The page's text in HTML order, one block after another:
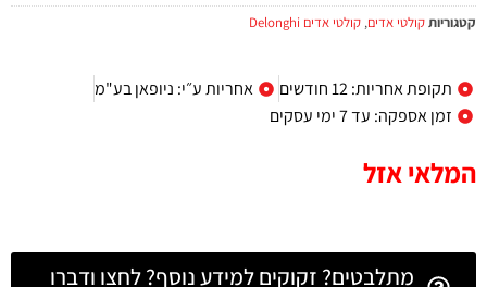
קטגוריותקולטי אדים, קולטי אדים Delonghi
תקופת אחריות: 12 חודשים
אחריות ע״י: ניופאן בע"מ
זמן אספקה: עד 7 ימי עסקים
המלאי אזל
מתלבטים? זקוקים למידע נוסף? לחצו ודברו